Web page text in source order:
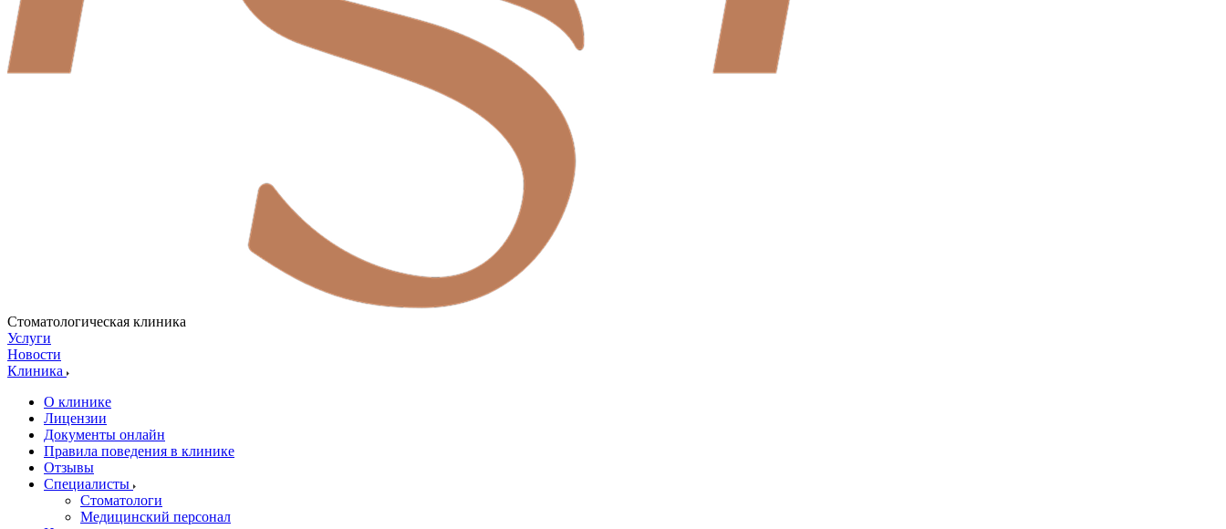
Стоматологическая клиника
Услуги
Новости
Клиника
О клинике
Лицензии
Документы онлайн
Правила поведения в клинике
Отзывы
Специалисты
Стоматологи
Медицинский персонал